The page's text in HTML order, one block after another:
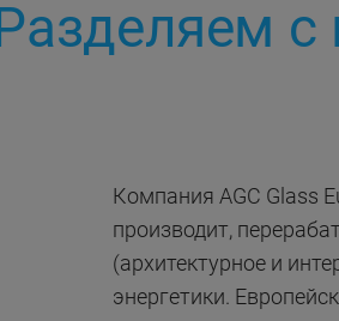
Разделяем с
Компания AGC Glass
производит,
(архитектурное и
энергетики.